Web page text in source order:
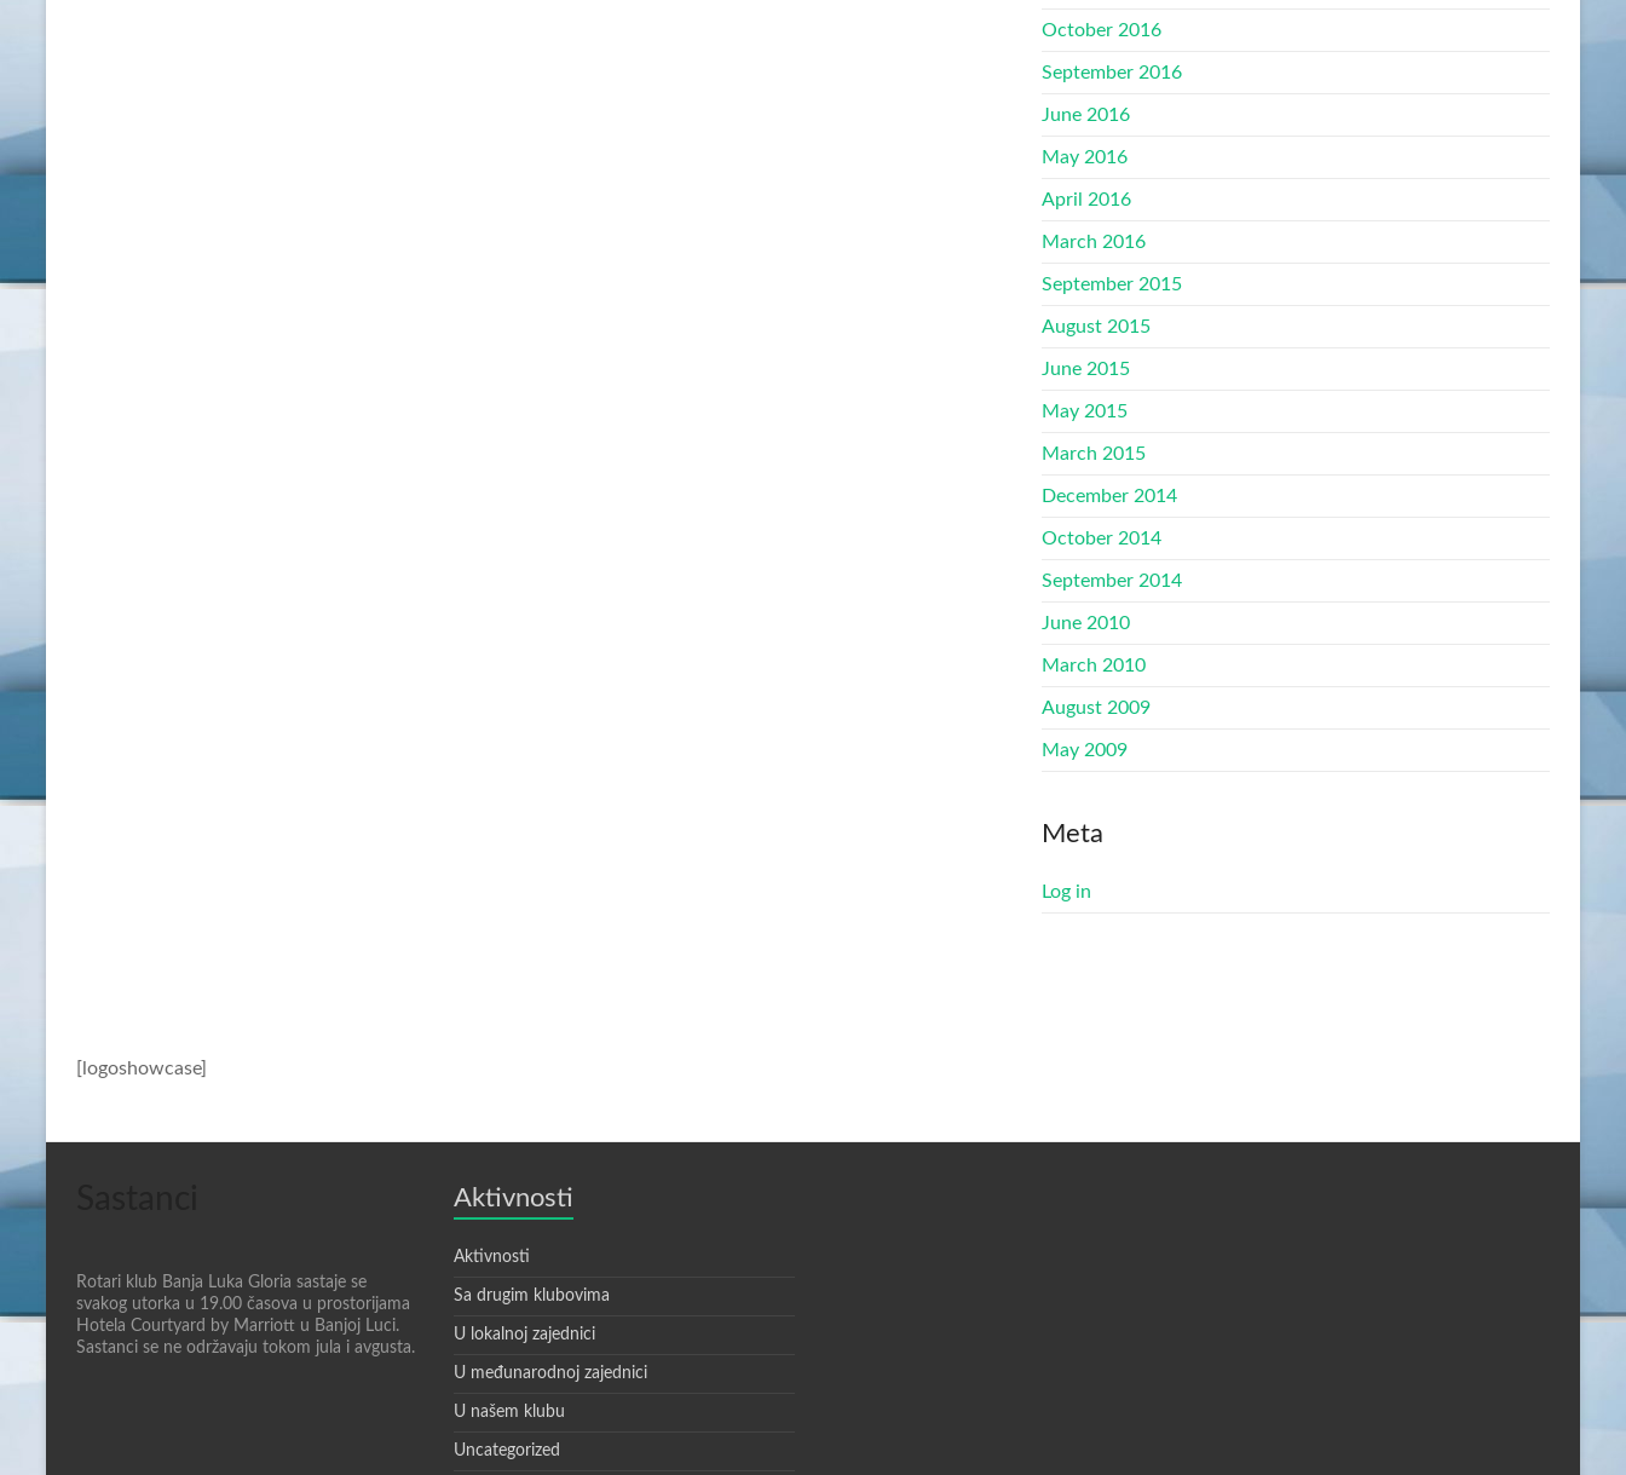
October 2016
September 2016
June 2016
May 2016
April 2016
March 2016
September 2015
August 2015
June 2015
May 2015
March 2015
December 2014
October 2014
September 2014
June 2010
March 2010
August 2009
May 2009
Meta
Log in
[logoshowcase]
Rotari klub Banja Luka Gloria sastaje se
svakog utorka u 19.00 časova u prostorijama
Hotela Courtyard by Marriott u Banjoj Luci.
Sastanci se ne održavaju tokom jula i avgusta.
Aktivnosti
Aktivnosti
Sa drugim klubovima
U lokalnoj zajednici
U međunarodnoj zajednici
U našem klubu
Uncategorized